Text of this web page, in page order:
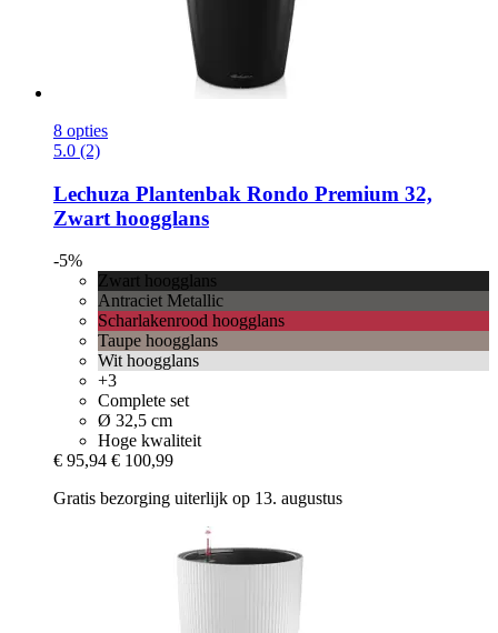
8 opties
5.0 (2)
Lechuza Plantenbak Rondo Premium 32,
Zwart hoogglans
-5%
Zwart hoogglans
Antraciet Metallic
Scharlakenrood hoogglans
Taupe hoogglans
Wit hoogglans
+3
Complete set
Ø 32,5 cm
Hoge kwaliteit
€ 95,94 € 100,99
Gratis bezorging uiterlijk op 13. augustus